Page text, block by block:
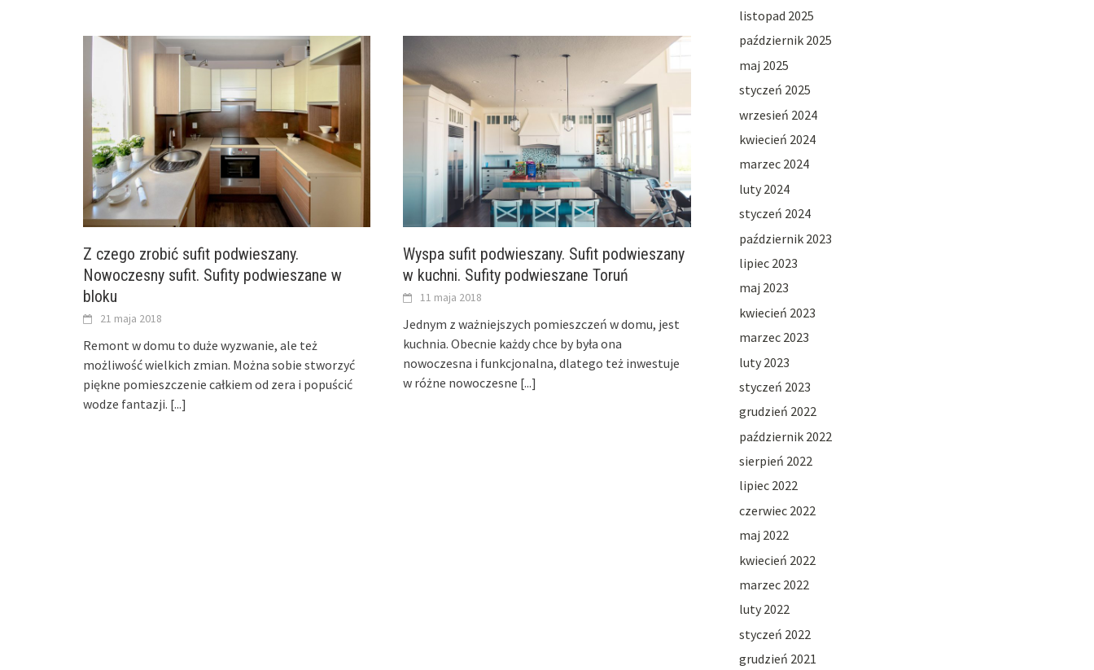
Z czego zrobić sufit podwieszany.
Nowoczesny sufit. Sufity podwieszane w
bloku
21 maja 2018
Remont w domu to duże wyzwanie, ale też
możliwość wielkich zmian. Można sobie stworzyć
piękne pomieszczenie całkiem od zera i popuścić
wodze fantazji. [...]
Wyspa sufit podwieszany. Sufit podwieszany
w kuchni. Sufity podwieszane Toruń
11 maja 2018
Jednym z ważniejszych pomieszczeń w domu, jest
kuchnia. Obecnie każdy chce by była ona
nowoczesna i funkcjonalna, dlatego też inwestuje
w różne nowoczesne [...]
listopad 2025
październik 2025
maj 2025
styczeń 2025
wrzesień 2024
kwiecień 2024
marzec 2024
luty 2024
styczeń 2024
październik 2023
lipiec 2023
maj 2023
kwiecień 2023
marzec 2023
luty 2023
styczeń 2023
grudzień 2022
październik 2022
sierpień 2022
lipiec 2022
czerwiec 2022
maj 2022
kwiecień 2022
marzec 2022
luty 2022
styczeń 2022
grudzień 2021